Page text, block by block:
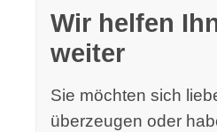
Wir helfen
weiter
Sie möchten sich
überzeugen oder